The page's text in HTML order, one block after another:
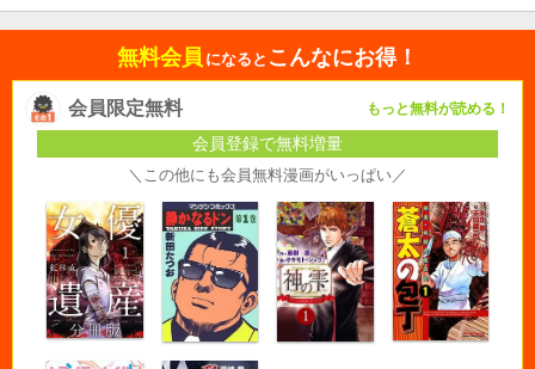
無料会員 になると こんなにお得！
会員限定無料 もっと無料が読める！
会員登録で無料増量
＼この他にも会員無料漫画がいっぱい／